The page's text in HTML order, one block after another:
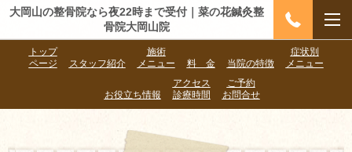
大岡山の整骨院なら夜22時まで受付｜菜の花鍼灸整
骨院大岡山院
トップ
ページ
スタッフ紹介
施術
メニュー
料 金 当院の特徴
症状別
メニュー
お役立ち情報
アクセス
診療時間
ご予約
お問合せ